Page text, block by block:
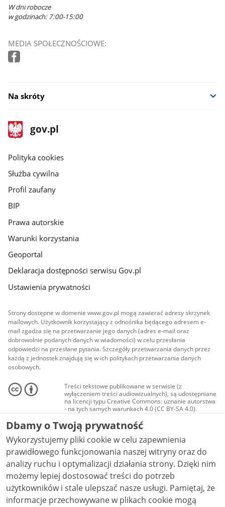
W dni robocze
w godzinach: 7:00-15:00
MEDIA SPOŁECZNOŚCIOWE:
Na skróty
stopka
gov.pl
Strona
gov.pl
gov.pl
Polityka cookies
Służba cywilna
Profil zaufany
BIP
Prawa autorskie
Warunki korzystania
Geoportal
Deklaracja dostępności serwisu Gov.pl
Ustawienia prywatności
Strony dostępne w domenie www.gov.pl mogą zawierać adresy skrzynek
mailowych. Użytkownik korzystający z odnośnika będącego adresem e-
mail zgadza się na przetwarzanie jego danych (adres e-mail oraz
dobrowolnie podanych danych w wiadomości) w celu przesłania
odpowiedzi na przesłane pytania. Szczegóły przetwarzania danych przez
każdą z jednostek znajdują się w ich politykach przetwarzania danych
osobowych.
Treści tekstowe publikowane w serwisie (z
wyłączeniem treści audiowizualnych), są udostępniane
na licencji typu Creative Commons: uznanie autorstwa
- na tych samych warunkach 4.0 (CC BY-SA 4.0).
Materiały audiowizualne, w tym zdjęcia, materiały
audio i wideo, są udostępniane na licencji typu
Creative Commons: uznanie autorstwa użycie
niekomercyjne - bez utworów zależnych 4.0 (CC BY-
NC-ND 4.0), o ile nie jest to stwierdzone inaczej.
Dbamy o Twoją prywatność
Wykorzystujemy pliki cookie w celu zapewnienia
prawidłowego funkcjonowania naszej witryny oraz do
analizy ruchu i optymalizacji działania strony. Dzięki nim
możemy lepiej dostosować treści do potrzeb
użytkowników i stale ulepszać nasze usługi. Pamiętaj, że
informacje przechowywane w plikach cookie mogą